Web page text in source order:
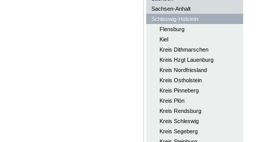
Sachsen-Anhalt
Schleswig-Holstein
Flensburg
Kiel
Kreis Dithmarschen
Kreis Hzgt Lauenburg
Kreis Nordfriesland
Kreis Ostholstein
Kreis Pinneberg
Kreis Plön
Kreis Rendsburg
Kreis Schleswig
Kreis Segeberg